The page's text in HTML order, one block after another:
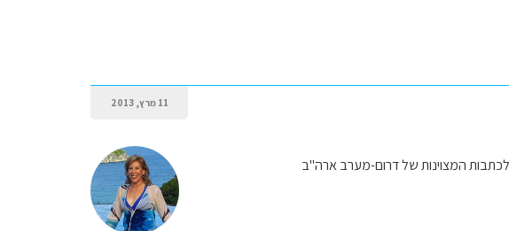
11 מרץ, 2013
המצוינות של דרום-מערב ארה"ב